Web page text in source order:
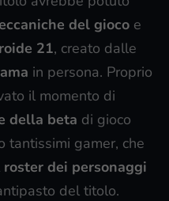
del gioco e
21, creato dalle
in persona. Proprio
il momento di
della beta di gioco
tantissimi gamer, che
roster dei personaggi
del titolo.